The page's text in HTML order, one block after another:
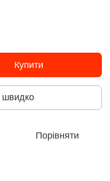
Купити
швидко
Порівняти